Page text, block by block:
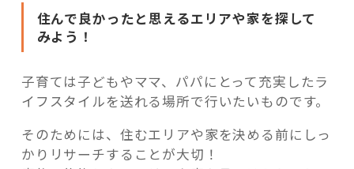
住んで良かったと思えるエリアや家を探して
みよう！
子育ては子どもやママ、パパにとって充実したラ
イフスタイルを送れる場所で行いたいものです。
そのためには、住むエリアや家を決める前にしっ
かりリサーチすることが大切！